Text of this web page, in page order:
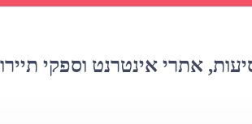
אתרי אינטרנט וספקי